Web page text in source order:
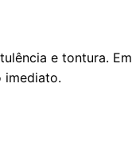
e tontura. Em
imediato.